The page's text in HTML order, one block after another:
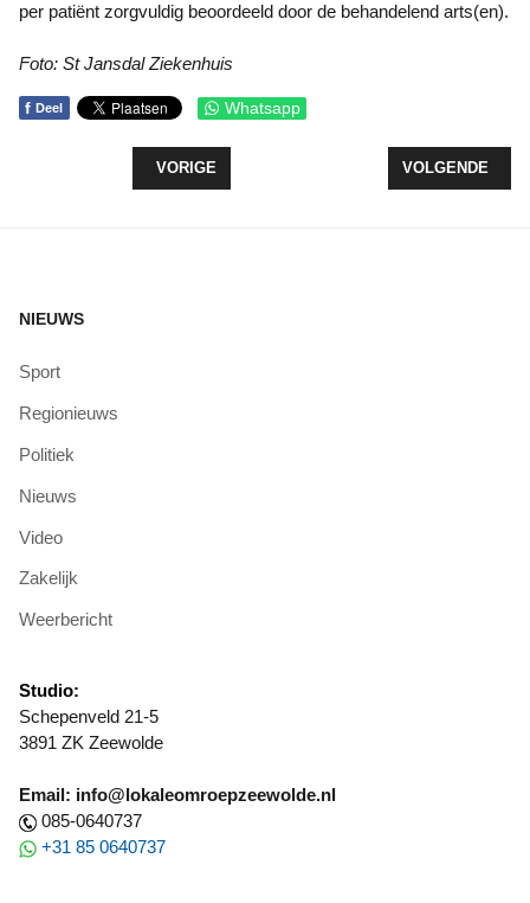
per patiënt zorgvuldig beoordeeld door de behandelend arts(en).
Foto: St Jansdal Ziekenhuis
f Deel Whatsapp
VORIG ARTIKEL: INNOVATIEFONDS BIBLIOTHEKEN
VORIGE VOLGENDE
VOLGENDE
NIEUWS
Sport
Regionieuws
Politiek
Nieuws
Video
Zakelijk
Weerbericht
Studio:
Schepenveld 21-5
3891 ZK Zeewolde
Email: info@lokaleomroepzeewolde.nl
085-0640737
+31 85 0640737